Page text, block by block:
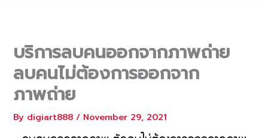
บริการลบคนออกจากภาพถ่าย
ลบคนไม่ต้องการออกจาก
ภาพถ่าย
By digiart888/ November 29, 2021